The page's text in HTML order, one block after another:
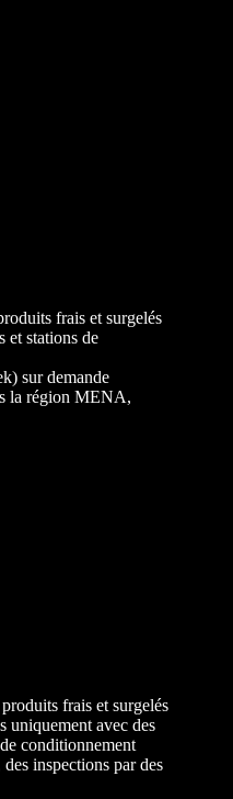
frais et surgelés
et stations de
sur demande
la région MENA,
frais et surgelés
uniquement avec des
conditionnement
inspections par des